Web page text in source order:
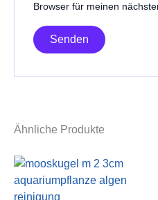
Browser für meinen
Ähnliche Produkte